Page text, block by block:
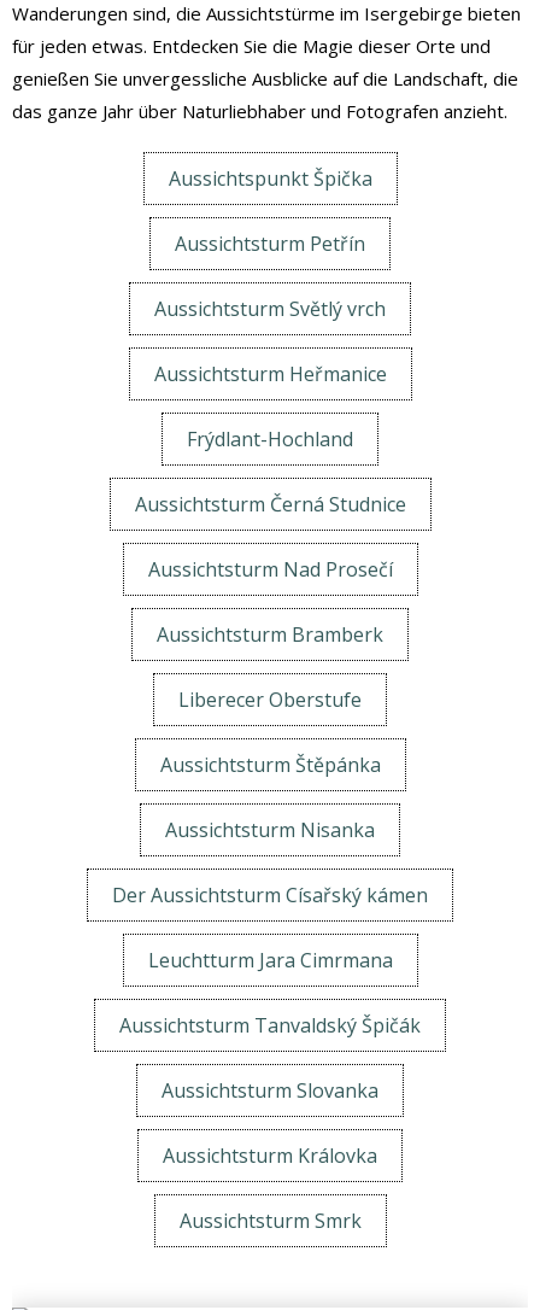
Wanderungen sind, die Aussichtstürme im Isergebirge bieten
für jeden etwas. Entdecken Sie die Magie dieser Orte und
genießen Sie unvergessliche Ausblicke auf die Landschaft, die
das ganze Jahr über Naturliebhaber und Fotografen anzieht.
Aussichtspunkt Špička
Aussichtsturm Petřín
Aussichtsturm Světlý vrch
Aussichtsturm Heřmanice
Frýdlant-Hochland
Aussichtsturm Černá Studnice
Aussichtsturm Nad Prosečí
Aussichtsturm Bramberk
Liberecer Oberstufe
Aussichtsturm Štěpánka
Aussichtsturm Nisanka
Der Aussichtsturm Císařský kámen
Leuchtturm Jara Cimrmana
Aussichtsturm Tanvaldský Špičák
Aussichtsturm Slovanka
Aussichtsturm Královka
Aussichtsturm Smrk